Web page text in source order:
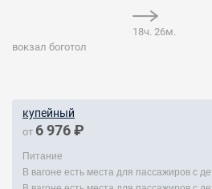
вокзал боготол
18ч. 26м.
купейный
от 6 976 ₽
Питание
В вагоне есть места для пассажиров с